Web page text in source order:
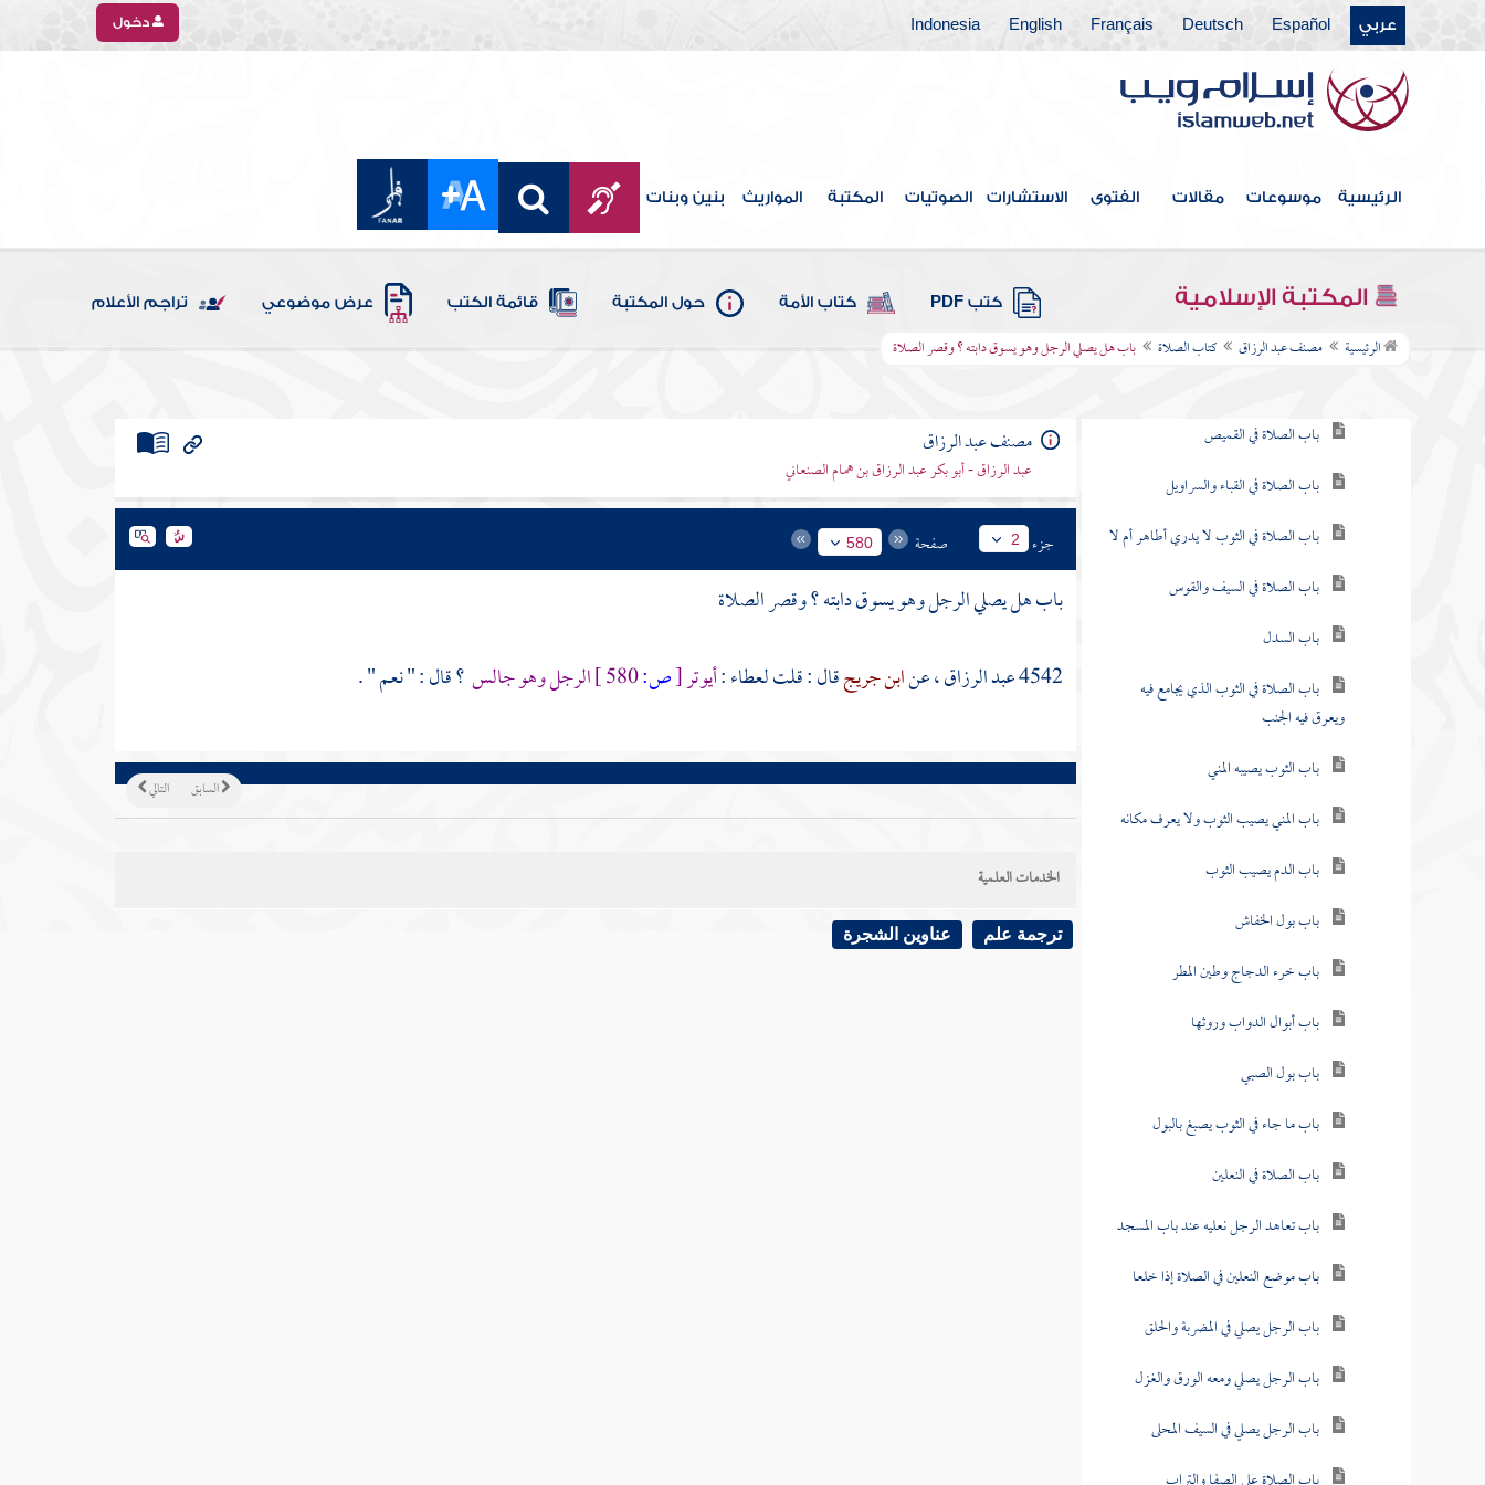
عربي Español
Deutsch
Français
English
Indonesia دخول
الرئيسية موسوعات مقالات الفتوى الاستشارات الصوتيات المكتبة المواريث بنين وبنات
المكتبة الإسلامية كتب PDF كتاب الأمة حول المكتبة قائمة الكتب عرض موضوعي تراجم الأعلام
الرئيسية مصنف عبد الرزاق كتاب الصلاة باب هل يصلي الرجل وهو يسوق دابته ؟ وقصر الصلاة
فهرس الكتاب
كتاب الطهارة
كتاب الحيض
كتاب الصلاة
باب الصلاة في القميص
باب الصلاة في القباء والسراويل
باب الصلاة في الثوب لا يدري أطاهر أم لا
باب الصلاة في السيف والقوس
باب السدل
باب الصلاة في الثوب الذي يجامع فيه
ويعرق فيه الجنب
باب الثوب يصيبه المني
باب المني يصيب الثوب ولا يعرف مكانه
باب الدم يصيب الثوب
باب بول الخفاش
باب خرء الدجاج وطين المطر
باب أبوال الدواب وروثها
باب بول الصبي
باب ما جاء في الثوب يصبغ بالبول
باب الصلاة في النعلين
باب تعاهد الرجل نعليه عند باب المسجد
باب موضع النعلين في الصلاة إذا خلعا
باب الرجل يصلي في المضربة والحلق
باب الرجل يصلي ومعه الورق والغزل
باب الرجل يصلي في السيف المحلى
مصنف عبد الرزاق
عبد الرزاق - أبو بكر عبد الرزاق بن همام الصنعاني
جزء 2 صفحة 580
باب هل يصلي الرجل وهو يسوق دابته ؟ وقصر الصلاة
4542عبد الرزاق، عنابن جريجقال : قلتلعطاء:أيوتر[ص: الرجل وهو جالس؟ قال : " نعم " .
التالي السابق
الخدمات العلمية
ترجمة علم عناوين الشجرة